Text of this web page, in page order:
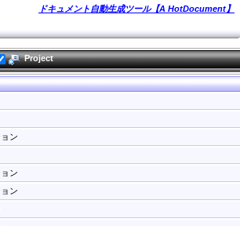
ドキュメント自動生成ツール【A HotDocument】
Project
ン
ン
ン